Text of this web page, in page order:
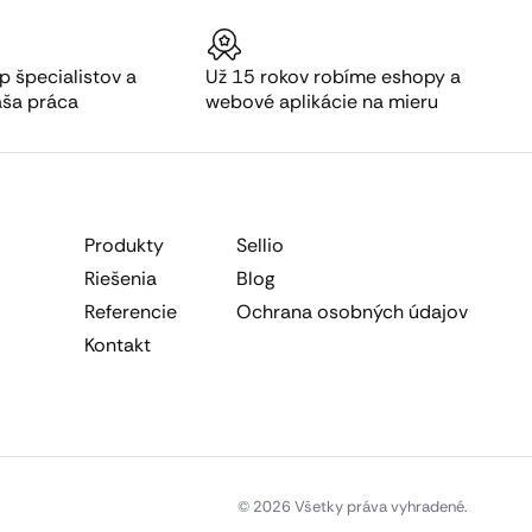
špecialistov a
práca
Už 15 rokov robíme eshopy a
webové aplikácie na mieru
Produkty
Riešenia
Referencie
Kontakt
Sellio
Blog
Ochrana osobných údajov
© 2026 Všetky práva vyhradené.